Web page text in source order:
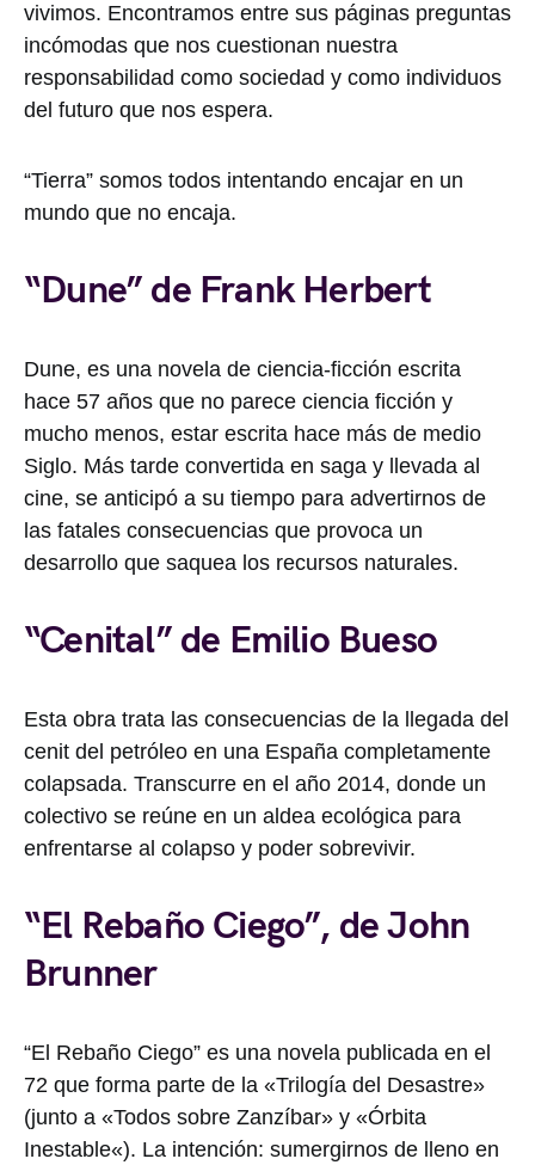
vivimos. Encontramos entre sus páginas preguntas
incómodas que nos cuestionan nuestra
responsabilidad como sociedad y como individuos
del futuro que nos espera.
“Tierra” somos todos intentando encajar en un
mundo que no encaja.
“Dune” de Frank Herbert
Dune, es una novela de ciencia-ficción escrita
hace 57 años que no parece ciencia ficción y
mucho menos, estar escrita hace más de medio
Siglo. Más tarde convertida en saga y llevada al
cine, se anticipó a su tiempo para advertirnos de
las fatales consecuencias que provoca un
desarrollo que saquea los recursos naturales.
“Cenital” de Emilio Bueso
Esta obra trata las consecuencias de la llegada del
cenit del petróleo en una España completamente
colapsada. Transcurre en el año 2014, donde un
colectivo se reúne en un aldea ecológica para
enfrentarse al colapso y poder sobrevivir.
“El Rebaño Ciego”, de John
Brunner
“El Rebaño Ciego” es una novela publicada en el
72 que forma parte de la «Trilogía del Desastre»
(junto a «Todos sobre Zanzíbar» y «Órbita
Inestable«). La intención: sumergirnos de lleno en